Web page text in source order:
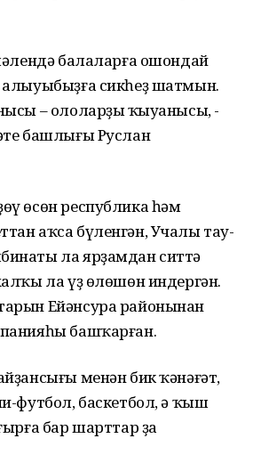
балаларға ошондай
сикһеҙ шатмын.
– ололарҙың ҡыуанысы, -
башлығы Руслан
өсөн республика һәм
аҡса бүленгән, Учалы тау-
ла ярҙамдан ситтә
ла үҙ өлөшөн индергән.
Ейәнсура районынан
башҡарған.
менән бик ҡәнәғәт,
футбол, баскетбол, ә ҡыш
бар шарттар ҙа